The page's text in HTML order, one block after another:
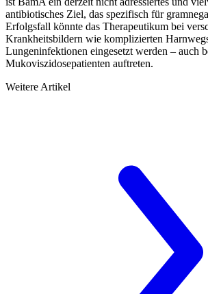
antibiotisches Ziel, das spezifisch für
Erfolgsfall könnte das Therapeutikum bei
Krankheitsbildern wie komplizierten
Lungenin­fektionen eingesetzt werden – auch
Mukoviszidosepatienten auftreten.
Weitere Artikel